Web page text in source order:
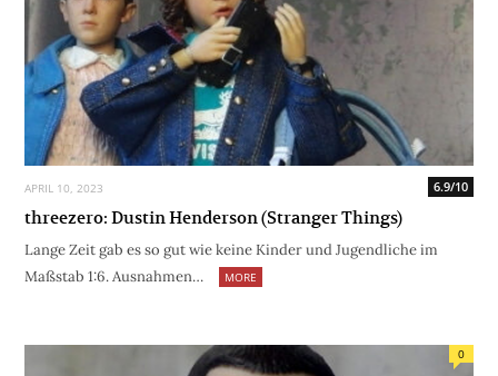
APRIL 10, 2023 6.9/10
threezero: Dustin Henderson (Stranger Things)
Lange Zeit gab es so gut wie keine Kinder und Jugendliche im
Maßstab 1:6. Ausnahmen…
MORE
0